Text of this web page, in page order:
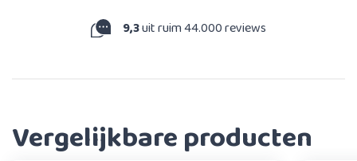
9,3uit ruim 44.000 reviews
Vergelijkbare producten